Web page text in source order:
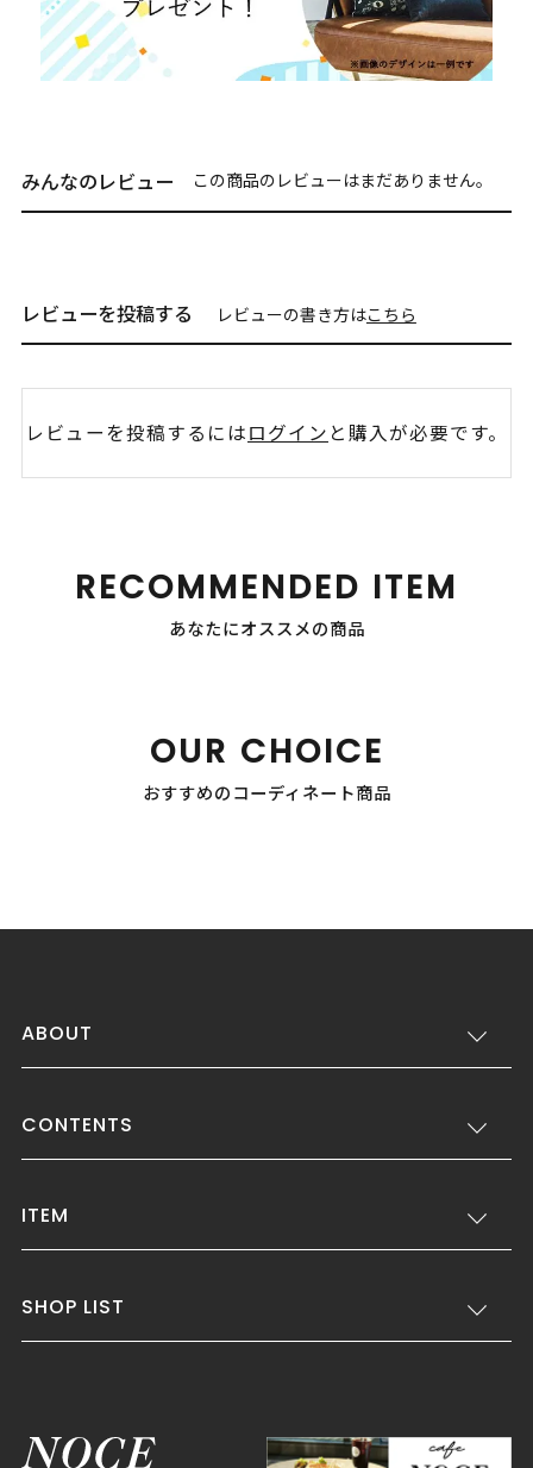
みんなのレビュー この商品のレビューはまだありません。
レビューを投稿する レビューの書き方はこちら
レビューを投稿するにはログイン と購入が必要です。
RECOMMENDED ITEM
あなたにオススメの商品
OUR CHOICE
おすすめのコーディネート商品
ABOUT
CONTENTS
ITEM
SHOP LIST